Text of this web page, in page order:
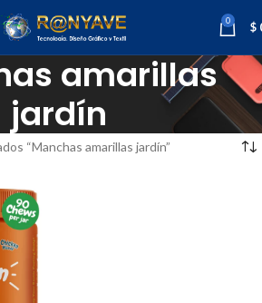
0 $
amarillas
jardín
“Manchas amarillas jardín”